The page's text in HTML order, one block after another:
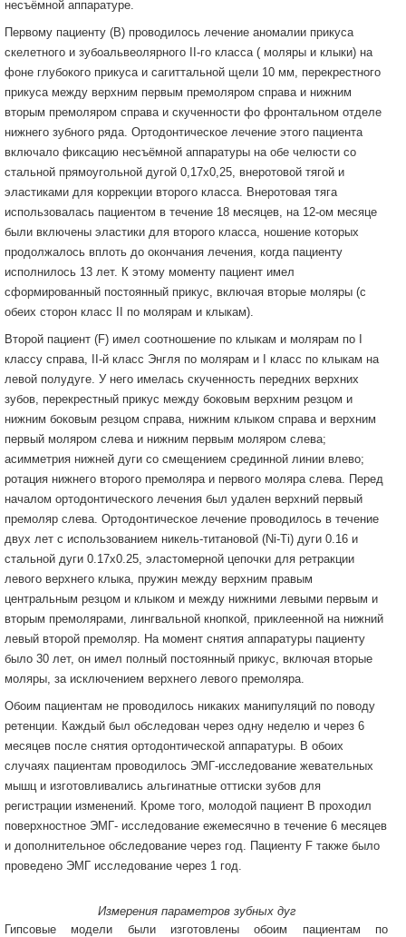
несъёмной аппаратуре.
Первому пациенту (В) проводилось лечение аномалии прикуса
скелетного и зубоальвеолярного II-го класса ( моляры и клыки) на
фоне глубокого прикуса и сагиттальной щели 10 мм, перекрестного
прикуса между верхним первым премоляром справа и нижним
вторым премоляром справа и скученности фо фронтальном отделе
нижнего зубного ряда. Ортодонтическое лечение этого пациента
включало фиксацию несъёмной аппаратуры на обе челюсти со
стальной прямоугольной дугой 0,17х0,25, внеротовой тягой и
эластиками для коррекции второго класса. Внеротовая тяга
использовалась пациентом в течение 18 месяцев, на 12-ом месяце
были включены эластики для второго класса, ношение которых
продолжалось вплоть до окончания лечения, когда пациенту
исполнилось 13 лет. К этому моменту пациент имел
сформированный постоянный прикус, включая вторые моляры (с
обеих сторон класс II по молярам и клыкам).
Второй пациент (F) имел соотношение по клыкам и молярам по I
классу справа, II-й класс Энгля по молярам и I класс по клыкам на
левой полудуге. У него имелась скученность передних верхних
зубов, перекрестный прикус между боковым верхним резцом и
нижним боковым резцом справа, нижним клыком справа и верхним
первый моляром слева и нижним первым моляром слева;
асимметрия нижней дуги со смещением срединной линии влево;
ротация нижнего второго премоляра и первого моляра слева. Перед
началом ортодонтического лечения был удален верхний первый
премоляр слева. Ортодонтическое лечение проводилось в течение
двух лет с использованием никель-титановой (Ni-Ti) дуги 0.16 и
стальной дуги 0.17х0.25, эластомерной цепочки для ретракции
левого верхнего клыка, пружин между верхним правым
центральным резцом и клыком и между нижними левыми первым и
вторым премолярами, лингвальной кнопкой, приклеенной на нижний
левый второй премоляр. На момент снятия аппаратуры пациенту
было 30 лет, он имел полный постоянный прикус, включая вторые
моляры, за исключением верхнего левого премоляра.
Обоим пациентам не проводилось никаких манипуляций по поводу
ретенции. Каждый был обследован через одну неделю и через 6
месяцев после снятия ортодонтической аппаратуры. В обоих
случаях пациентам проводилось ЭМГ-исследование жевательных
мышц и изготовливались альгинатные оттиски зубов для
регистрации изменений. Кроме того, молодой пациент В проходил
поверхностное ЭМГ- исследование ежемесячно в течение 6 месяцев
и дополнительное обследование через год. Пациенту F также было
проведено ЭМГ исследование через 1 год.
Измерения параметров зубных дуг
Гипсовые модели были изготовлены обоим пациентам по